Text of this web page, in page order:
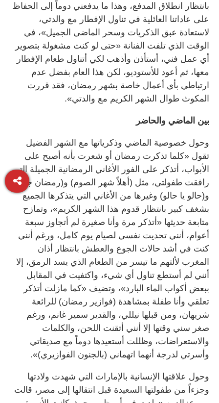
بانتظار انطلاق المدفع، وهذا ما يدفعني دوماً إلى الحفاظ
على عاداتنا العائلية في تناول الإفطار مع والدتي،
لاستعادة عبق الذكريات وسحر الماضي الجميل»، في
الوقت الذي تلفت الفنانة «حتى لو كنت مشغولة بتصوير
أي عمل فني، أستأذن وأذهب لكي أتناول طعام الإفطار
معها، ثم أعود للأستوديو، لكن هذا العام بفضل عدم
ارتباطي بأي أعمال خاصة بشهر رمضان، فقد قررت
المكوث طوال الشهر الكريم مع والدتي».
بين الماضي والحاضر
وحول خصوصية الماضي وذكرياتها مع الشهر الفضيل
تقول «كلما تذكرت رمضان أو شعرت بأنه أصبح على
الأبواب، أتذكر على الفور الأغاني الرمضانية الجميلة التي
رافقت طفولتي، مثل (أهلاً شهر الصوم) و(رمضان جانا)
و(حالو يا حالو) وغيرها من الأغاني التي يتذكرها الجميع
بشغف كبير بانتظار قدوم هذا الشهر الكريم»، وتمازح
متابعة حديثها «أتذكر مرة وأنا صغيرة لم أتجاوز سبعة
أعوام، أنني تحديت نفسي لصيام يوم كامل، ورغم أنني
كنت في أشد حالات الجوع والعطش بانتظار أذان
المغرب لألتهم ما تيسر من الطعام الذي يسد الرمق، إلا
أنني لم أستطع تناول أي شيء، واكتفيت في المقابل
ببعض أكواب الماء البارد»، وتضيف «كما مازلت أتذكر
تعلقي وأنا طفلة بمشاهدة (فوازير رمضان) للرائعة
شريهان، ومن قبلها نيللي، والقدير سمير غانم، ورغم
صغر سني وقتها إلا أنني أتقنت اللحن، والكلمات
والاستعراضات، وظللت أستعيدها دوماً مع صديقاتي
وأسرتي لدرجة أنهما اتهماني (بالجنون الفوازيري)».
وحول علاقتها الإنسانية بالإمارات التي شهدت ولادتها
وجزءاً من طفولتها السعيدة قبل انتقالها إلى مصر، قالت